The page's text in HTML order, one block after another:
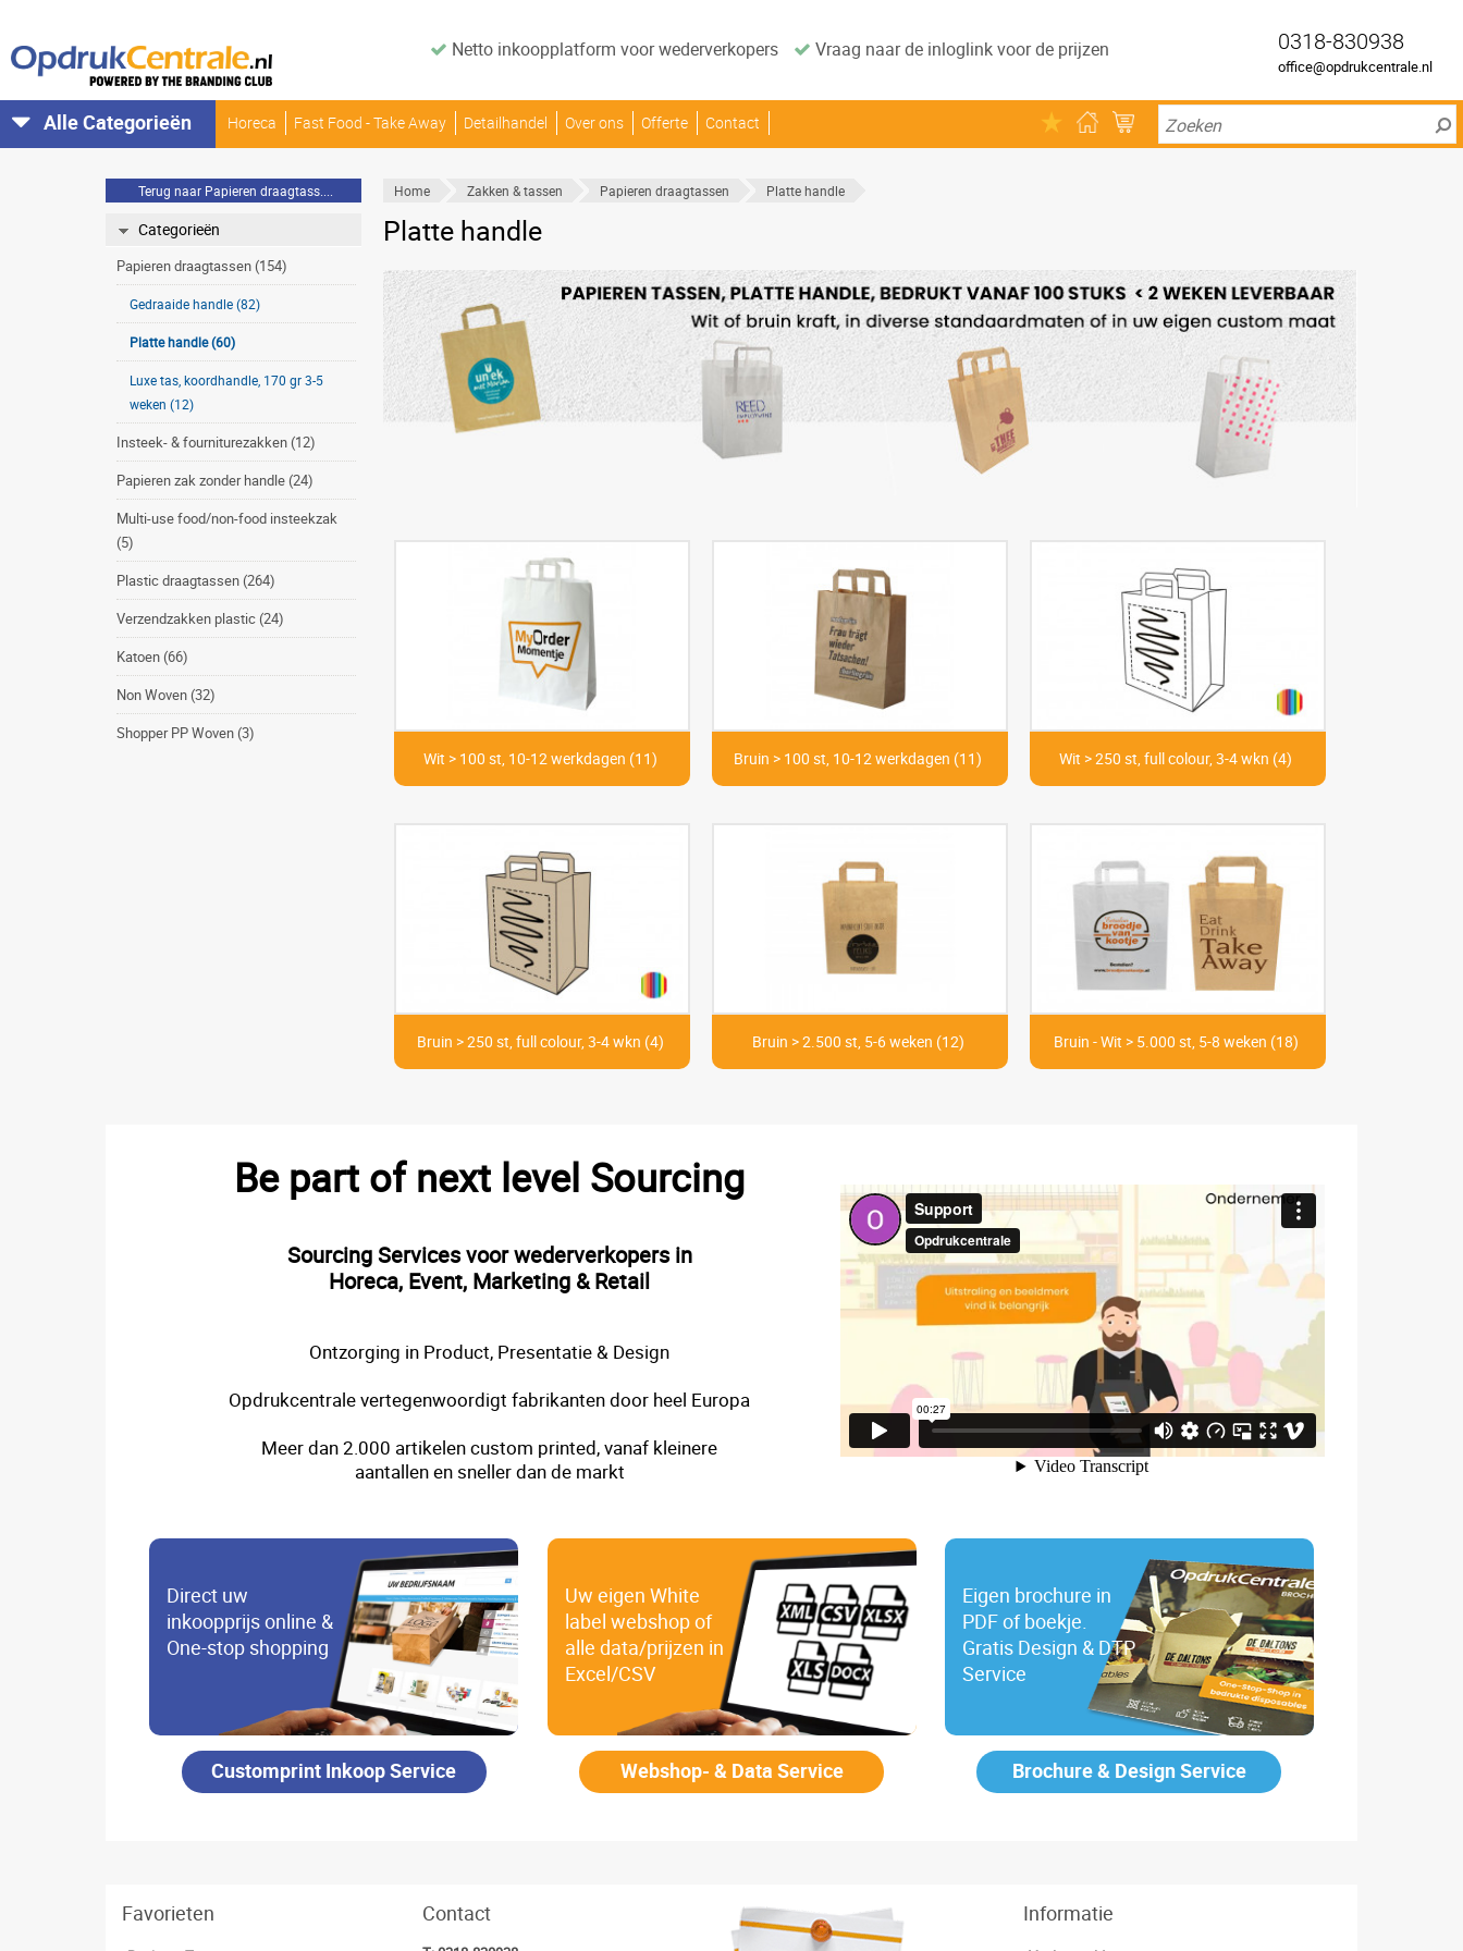
Netto inkoopplatform voor wederverkopers Vraag naar de inloglink voor de prijzen
Horeca Fast Food - Take Away Detailhandel Over ons Offerte Contact
0318-830938
office@opdrukcentrale.nl
Alle Categorieën
Terug naar Papieren draagtass....
Categorieën
Papieren draagtassen (154)
Gedraaide handle (82)
Platte handle (60)
Luxe tas, koordhandle, 170 gr 3-5
weken (12)
Insteek- & fourniturezakken (12)
Papieren zak zonder handle (24)
Multi-use food/non-food insteekzak
(5)
Plastic draagtassen (264)
Verzendzakken plastic (24)
Katoen (66)
Non Woven (32)
Shopper PP Woven (3)
Home Zakken & tassen Papieren draagtassen Platte handle
Platte handle
Wit > 100 st, 10-12 werkdagen (11) Bruin > 100 st, 10-12 werkdagen (11) Wit > 250 st, full colour, 3-4 wkn (4)
Bruin > 250 st, full colour, 3-4 wkn (4) Bruin > 2.500 st, 5-6 weken (12) Bruin - Wit > 5.000 st, 5-8 weken (18)
Be part of next level Sourcing
Sourcing Services voor wederverkopers in
Horeca, Event, Marketing & Retail
Ontzorging in Product, Presentatie & Design
Opdrukcentrale vertegenwoordigt fabrikanten door heel Europa
Meer dan 2.000 artikelen custom printed, vanaf kleinere
aantallen en sneller dan de markt
Direct uw
inkoopprijs online &
One-stop shopping
Customprint Inkoop Service
Uw eigen White
label webshop of
alle data/prijzen in
Excel/CSV
Webshop- & Data Service
Eigen brochure in
PDF of boekje.
Gratis Design & DTP
Service
Brochure & Design Service
Favorieten Contact Informatie